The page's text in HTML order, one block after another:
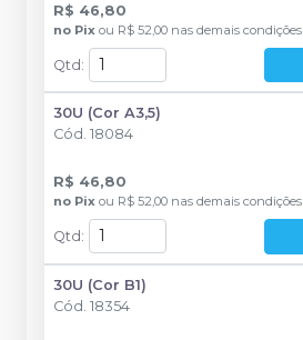
R$ 46,80
no Pix ou R$ 52,00 nas demais condições
Qtd:
30U (Cor A3,5)
Cód. 18084
R$ 46,80
no Pix ou R$ 52,00 nas demais condições
Qtd :
30U (Cor B1)
Cód. 18354